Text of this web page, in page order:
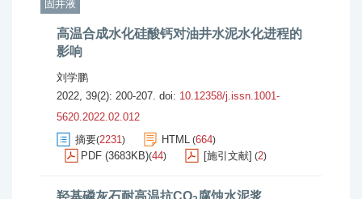
固井液
高温合成水化硅酸钙对油井水泥水化进程的
影响
刘学鹏
2022, 39(2): 200-207. doi: 10.12358/j.issn.1001-
5620.2022.02.012
摘要(2231) HTML (664)
PDF (3683KB)(44) [施引文献] (2)
羟基磷灰石耐高温抗CO 腐蚀水泥浆